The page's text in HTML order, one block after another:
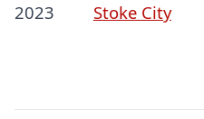
2023 Stoke City